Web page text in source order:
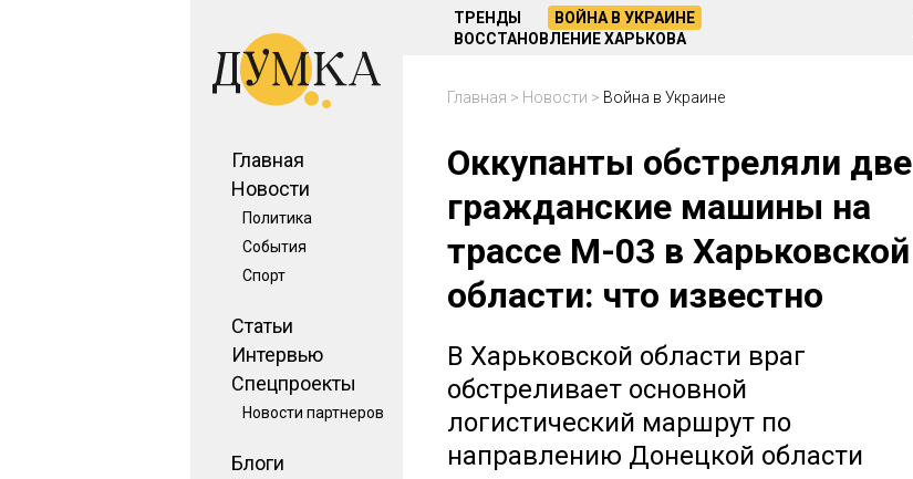
Главная
Новости
Политика
События
Спорт
Статьи
Интервью
Спецпроекты
Новости партнеров
Блоги
ТРЕНДЫ
ВОЙНА В УКРАИНЕ
ВОССТАНОВЛЕНИЕ ХАРЬКОВА
Главная > Новости > Война в Украине
Оккупанты обстреляли две
гражданские машины на
трассе М-03 в Харьковской
области: что известно
В Харьковской области враг
обстреливает основной
логистический маршрут по
направлению Донецкой области